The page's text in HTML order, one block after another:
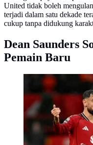
United tidak boleh
terjadi dalam satu dekade
cukup tanpa didukung
Dean Saunders
Pemain Baru
Gelandang
Bruno Fernandes,
United asal Inggris
pertandingan
dan Chelsea di Old
laut, pada 20